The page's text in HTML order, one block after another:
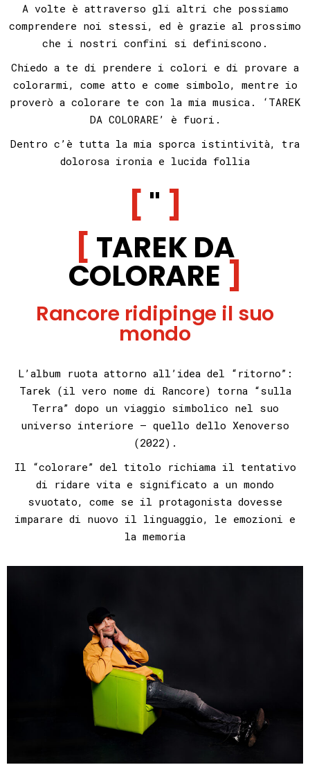
A volte è attraverso gli altri che possiamo
comprendere noi stessi, ed è grazie al prossimo
che i nostri confini si definiscono.
Chiedo a te di prendere i colori e di provare a
colorarmi, come atto e come simbolo, mentre io
proverò a colorare te con la mia musica. ‘TAREK
DA COLORARE’ è fuori.
Dentro c’è tutta la mia sporca istintività, tra
dolorosa ironia e lucida follia
"
TAREK DA
COLORARE
Rancore ridipinge il suo
mondo
L’album ruota attorno all’idea del “ritorno”:
Tarek (il vero nome di Rancore) torna “sulla
Terra” dopo un viaggio simbolico nel suo
universo interiore — quello dello Xenoverso
(2022).
Il “colorare” del titolo richiama il tentativo
di ridare vita e significato a un mondo
svuotato, come se il protagonista dovesse
imparare di nuovo il linguaggio, le emozioni e
la memoria